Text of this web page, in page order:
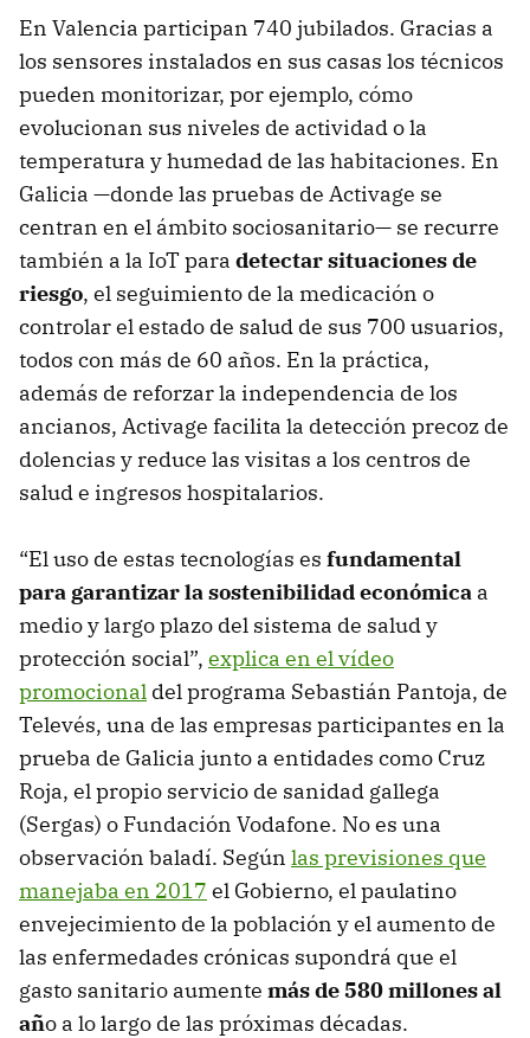
En Valencia participan 740 jubilados. Gracias a
los sensores instalados en sus casas los técnicos
pueden monitorizar, por ejemplo, cómo
evolucionan sus niveles de actividad o la
temperatura y humedad de las habitaciones. En
Galicia —donde las pruebas de Activage se
centran en el ámbito sociosanitario— se recurre
también a la IoT para detectar situaciones de
riesgo, el seguimiento de la medicación o
controlar el estado de salud de sus 700 usuarios,
todos con más de 60 años. En la práctica,
además de reforzar la independencia de los
ancianos, Activage facilita la detección precoz de
dolencias y reduce las visitas a los centros de
salud e ingresos hospitalarios.
“El uso de estas tecnologías es fundamental
para garantizar la sostenibilidad económica a
medio y largo plazo del sistema de salud y
protección social”, explica en el vídeo
promocional del programa Sebastián Pantoja, de
Televés, una de las empresas participantes en la
prueba de Galicia junto a entidades como Cruz
Roja, el propio servicio de sanidad gallega
(Sergas) o Fundación Vodafone. No es una
observación baladí. Según las previsiones que
manejaba en 2017 el Gobierno, el paulatino
envejecimiento de la población y el aumento de
las enfermedades crónicas supondrá que el
gasto sanitario aumente más de 580 millones al
año a lo largo de las próximas décadas.